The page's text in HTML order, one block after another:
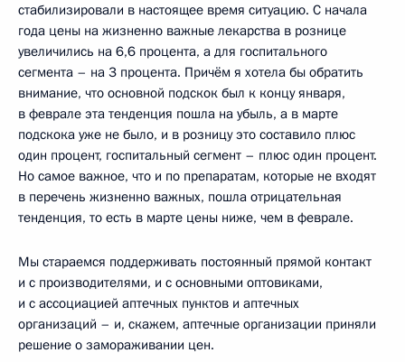
стабилизировали в настоящее время ситуацию. С начала
года цены на жизненно важные лекарства в рознице
увеличились на 6,6 процента, а для госпитального
сегмента – на 3 процента. Причём я хотела бы обратить
внимание, что основной подскок был к концу января,
в феврале эта тенденция пошла на убыль, а в марте
подскока уже не было, и в розницу это составило плюс
один процент, госпитальный сегмент – плюс один процент.
Но самое важное, что и по препаратам, которые не входят
в перечень жизненно важных, пошла отрицательная
тенденция, то есть в марте цены ниже, чем в феврале.
Мы стараемся поддерживать постоянный прямой контакт
и с производителями, и с основными оптовиками,
и с ассоциацией аптечных пунктов и аптечных
организаций – и, скажем, аптечные организации приняли
решение о замораживании цен.